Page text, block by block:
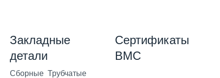
Закладные
детали
Сборные Трубчатые
Сертификаты
ВМС